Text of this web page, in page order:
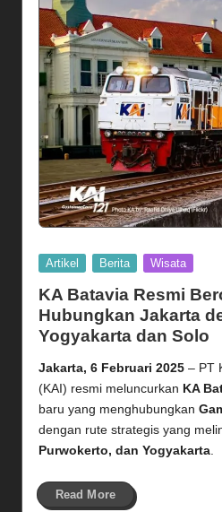
Posted
Artikel Berita Wisata
KA Batavia Resmi
Hubungkan Jakarta
Yogyakarta dan Solo
Jakarta, 6 Februari 2025– PT
(KAI) resmi meluncurkan KA
baru yang menghubungkan
dengan rute strategis yang
Purwokerto, dan Yogyakarta.
Read More